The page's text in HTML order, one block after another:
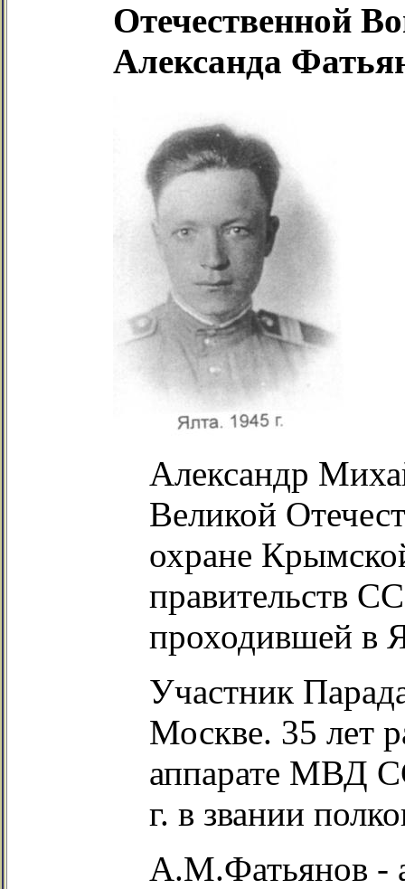
Отечественной
Александа
Александр
Великой
охране
правительств
проходившей в
Участник
Москве. 35 лет
аппарате МВД
г. в звании
А.М.Фатьянов -